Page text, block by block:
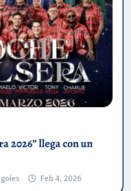
2026” llega con un
Feb 4, 2026